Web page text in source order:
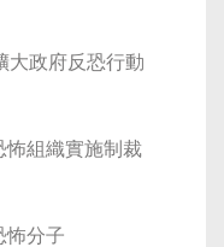
大政府反恐行動
怖組織實施制裁
怖分子